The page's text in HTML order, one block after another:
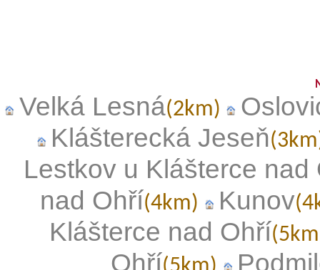
Velká Lesná(2km)
Klášterecká Jeseň
Lestkov u Klášterce nad
nad Ohří(4km) Kunov
Klášterce nad Ohří
Ohří